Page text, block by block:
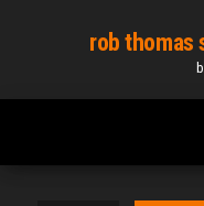
content
rob thomas